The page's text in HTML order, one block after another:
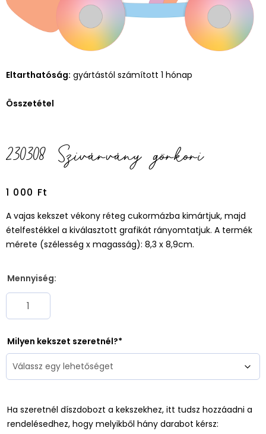
Eltarthatóság: gyártástól számított 1 hónap
Összetétel
230308 Szivárvány görkori
1 000 Ft
A vajas kekszet vékony réteg cukormázba kimártjuk, majd
ételfestékkel a kiválasztott grafikát rányomtatjuk. A termék
mérete (szélesség x magasság): 8,3 x 8,9cm.
Mennyiség:
Milyen kekszet szeretnél?
Ha szeretnél díszdobozt a kekszekhez, itt tudsz hozzáadni a
rendelésedhez, hogy melyikből hány darabot kérsz: